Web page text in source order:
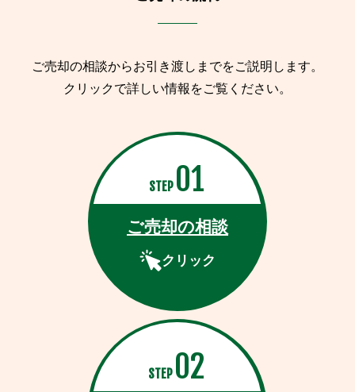
ご売却の相談からお引き渡しまでをご説明します。
クリックで詳しい情報をご覧ください。
STEP 01
ご売却の相談
クリック
STEP 02